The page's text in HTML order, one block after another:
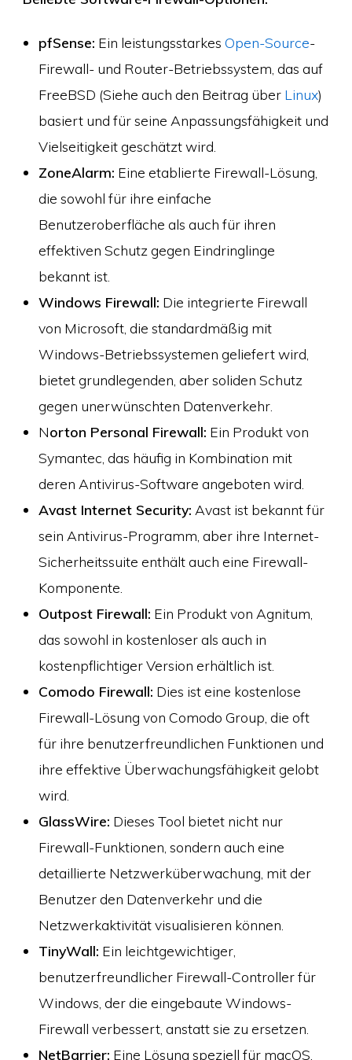
pfSense: Ein leistungsstarkes Open-Source-
Firewall- und Router-Betriebssystem, das auf
FreeBSD (Siehe auch den Beitrag über Linux)
basiert und für seine Anpassungsfähigkeit und
Vielseitigkeit geschätzt wird.
ZoneAlarm: Eine etablierte Firewall-Lösung,
die sowohl für ihre einfache
Benutzeroberfläche als auch für ihren
effektiven Schutz gegen Eindringlinge
bekannt ist.
Windows Firewall: Die integrierte Firewall
von Microsoft, die standardmäßig mit
Windows-Betriebssystemen geliefert wird,
bietet grundlegenden, aber soliden Schutz
gegen unerwünschten Datenverkehr.
Norton Personal Firewall: Ein Produkt von
Symantec, das häufig in Kombination mit
deren Antivirus-Software angeboten wird.
Avast Internet Security: Avast ist bekannt für
sein Antivirus-Programm, aber ihre Internet-
Sicherheitssuite enthält auch eine Firewall-
Komponente.
Outpost Firewall: Ein Produkt von Agnitum,
das sowohl in kostenloser als auch in
kostenpflichtiger Version erhältlich ist.
Comodo Firewall: Dies ist eine kostenlose
Firewall-Lösung von Comodo Group, die oft
für ihre benutzerfreundlichen Funktionen und
ihre effektive Überwachungsfähigkeit gelobt
wird.
GlassWire: Dieses Tool bietet nicht nur
Firewall-Funktionen, sondern auch eine
detaillierte Netzwerküberwachung, mit der
Benutzer den Datenverkehr und die
Netzwerkaktivität visualisieren können.
TinyWall: Ein leichtgewichtiger,
benutzerfreundlicher Firewall-Controller für
Windows, der die eingebaute Windows-
Firewall verbessert, anstatt sie zu ersetzen.
NetBarrier: Eine Lösung speziell für macOS,